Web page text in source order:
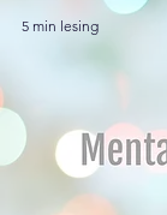
5 min lesing